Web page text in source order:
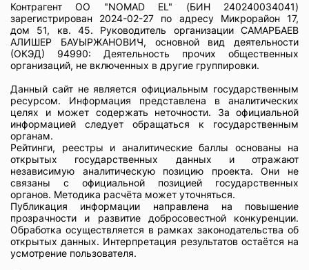
Контрагент ОО "NOMAD EL" (БИН 240240034041)
зарегистрирован 2024-02-27 по адресу Микрорайон 17,
дом 51, кв. 45. Руководитель организации САМАРБАЕВ
АЛИШЕР БАУЫРЖАНОВИЧ, основной вид деятельности
(ОКЭД) 94990: Деятельность прочих общественных
организаций, не включенных в другие группировки.
Данный сайт не является официальным государственным
ресурсом. Информация представлена в аналитических
целях и может содержать неточности. За официальной
информацией следует обращаться к государственным
органам.
Рейтинги, реестры и аналитические баллы основаны на
открытых государственных данных и отражают
независимую аналитическую позицию проекта. Они не
связаны с официальной позицией государственных
органов. Методика расчёта может уточняться.
Публикация информации направлена на повышение
прозрачности и развитие добросовестной конкуренции.
Обработка осуществляется в рамках законодательства об
открытых данных. Интерпретация результатов остаётся на
усмотрение пользователя.